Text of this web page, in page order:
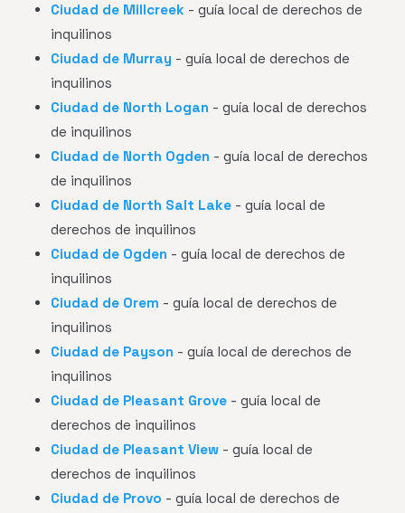
Ciudad de Millcreek - guía local de derechos de
inquilinos
Ciudad de Murray - guía local de derechos de
inquilinos
Ciudad de North Logan - guía local de derechos
de inquilinos
Ciudad de North Ogden - guía local de derechos
de inquilinos
Ciudad de North Salt Lake - guía local de
derechos de inquilinos
Ciudad de Ogden - guía local de derechos de
inquilinos
Ciudad de Orem - guía local de derechos de
inquilinos
Ciudad de Payson - guía local de derechos de
inquilinos
Ciudad de Pleasant Grove - guía local de
derechos de inquilinos
Ciudad de Pleasant View - guía local de
derechos de inquilinos
Ciudad de Provo - guía local de derechos de